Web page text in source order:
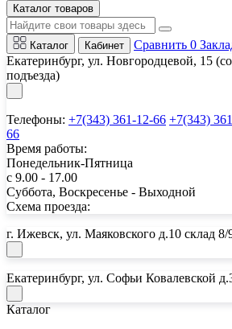
Каталог товаров
Каталог Кабинет Сравнить 0
Екатеринбург, ул. Новгородцевой, 15
подъезда)
Телефоны: +7(343) 361-12-66 +7(343)
66
Время работы:
Понедельник-Пятница
с 9.00 - 17.00
Суббота, Воскресенье - Выходной
Схема проезда:
г. Ижевск, ул. Маяковского д.10 склад 8/
Екатеринбург, ул. Софьи Ковалевской
Каталог